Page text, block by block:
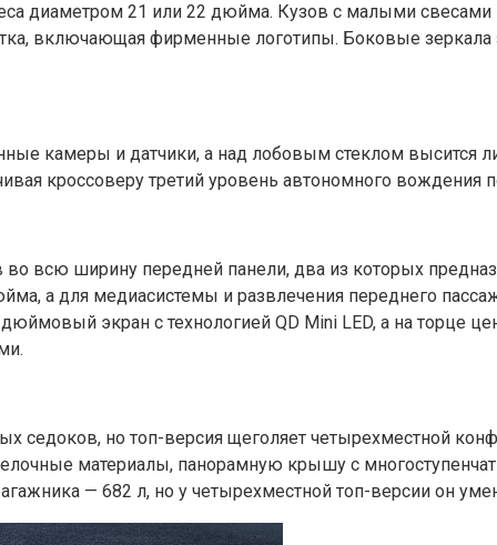
диаметром 21 или 22 дюйма. Кузов с малыми
включающая фирменные логотипы. Боковые
камеры и датчики, а над лобовым стеклом высится
кроссоверу третий уровень автономного вождения
всю ширину передней панели, два из которых
а для медиасистемы и развлечения переднего
экран с технологией QD Mini LED, а на торце
седоков, но топ-версия щеголяет четырехместной
материалы, панорамную крышу с
— 682 л, но у четырехместной топ-версии он